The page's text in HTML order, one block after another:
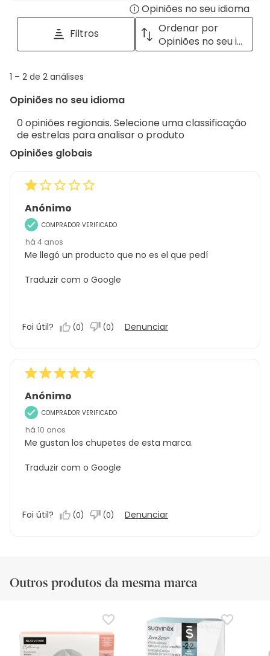
Opiniões no seu idioma
a
with
Filtros
Ordenar por
Opiniões no seu idioma
1
2
análises
1 – 2 de 2 análises
Opiniões no seu idioma
0 opiniões regionais. Selecione uma classificação
de estrelas para analisar o produto
Opiniões globais
Anónimo
COMPRADOR VERIFICADO
há 4 anos
Me llegó un producto que no es el que pedí
Traduzir com o Google
Foi útil? (0) (0) Denunciar
Anónimo
COMPRADOR VERIFICADO
há 10 anos
Me gustan los chupetes de esta marca.
Traduzir com o Google
Foi útil? (0) (0) Denunciar
Outros produtos da mesma marca